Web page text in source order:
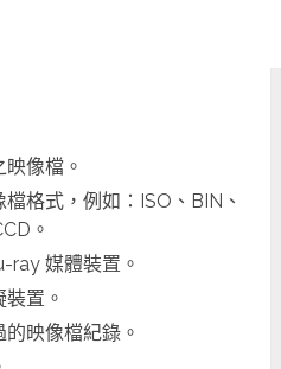
像檔。
格式，例如：ISO、BIN、
。
ray 媒體裝置。
置。
映像檔紀錄。